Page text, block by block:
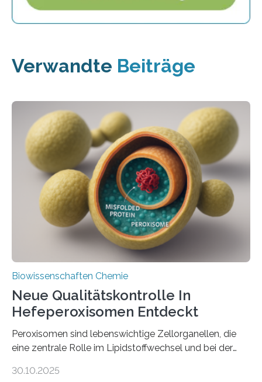
Verwandte Beiträge
Biowissenschaften Chemie
Neue Qualitätskontrolle In
Hefeperoxisomen Entdeckt
Peroxisomen sind lebenswichtige Zellorganellen, die
eine zentrale Rolle im Lipidstoffwechsel und bei der
erfüllen können, müssen zahlreiche Enzyme präzise in
30.10.2025